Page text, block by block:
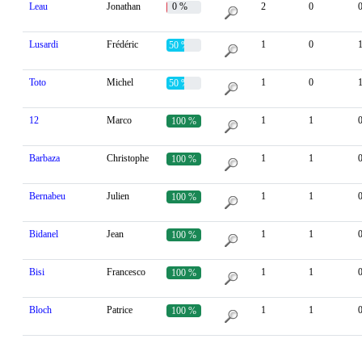
Leau Jonathan 0 % 2 0 0
Lusardi Frédéric 50 % 1 0 1
Toto Michel 50 % 1 0 1
12 Marco 100 % 1 1 0
Barbaza Christophe 100 % 1 1 0
Bernabeu Julien 100 % 1 1 0
Bidanel Jean 100 % 1 1 0
Bisi Francesco 100 % 1 1 0
Bloch Patrice 100 % 1 1 0